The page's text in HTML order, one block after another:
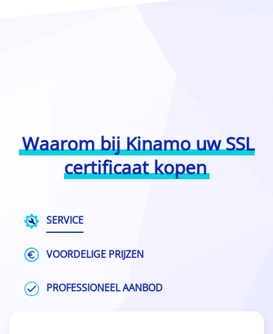
Waarom bij Kinamo uw SSL
certificaat kopen
SERVICE
VOORDELIGE PRIJZEN
PROFESSIONEEL AANBOD